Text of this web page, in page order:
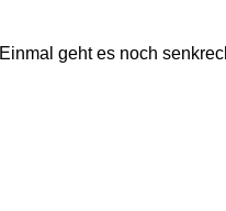
Einmal geht es noch